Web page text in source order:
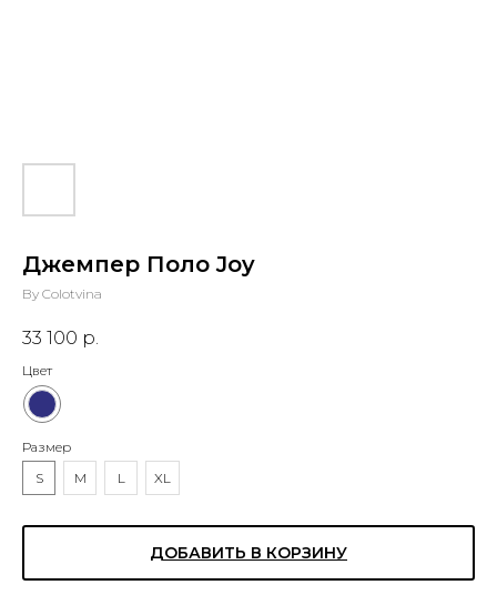
Джемпер Поло Joy
By Colotvina
33 100 р.
Цвет
Размер
S
M L XL
ДОБАВИТЬ В КОРЗИНУ